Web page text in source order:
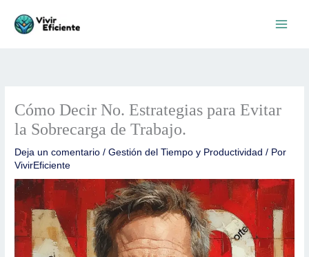
contenido
Cómo Decir No. Estrategias para Evitar
la Sobrecarga de Trabajo.
Deja un comentario /Gestión del Tiempo y Productividad / Por
VivirEficiente